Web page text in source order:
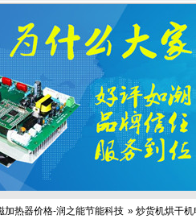
加热器价格-润之能节能科技 » 炒货机烘干